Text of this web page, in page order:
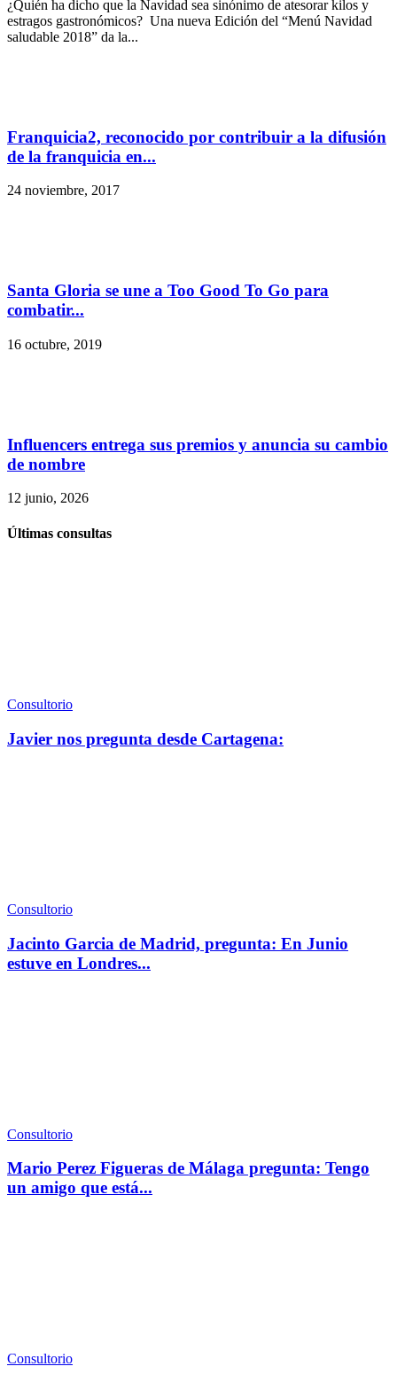
¿Quién ha dicho que la Navidad sea sinónimo de atesorar kilos y
estragos gastronómicos? Una nueva Edición del “Menú Navidad
saludable 2018” da la...
Franquicia2, reconocido por contribuir a la difusión
de la franquicia en...
24 noviembre, 2017
Santa Gloria se une a Too Good To Go para
combatir...
16 octubre, 2019
Influencers entrega sus premios y anuncia su cambio
de nombre
12 junio, 2026
Últimas consultas
Consultorio
Javier nos pregunta desde Cartagena:
Consultorio
Jacinto Garcia de Madrid, pregunta: En Junio
estuve en Londres...
Consultorio
Mario Perez Figueras de Málaga pregunta: Tengo
un amigo que está...
Consultorio